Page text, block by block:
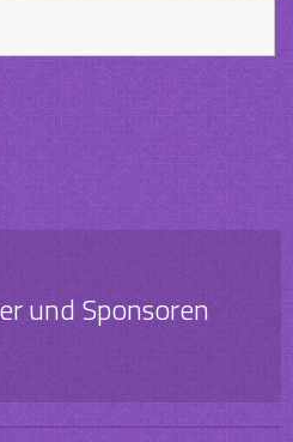
und Sponsoren